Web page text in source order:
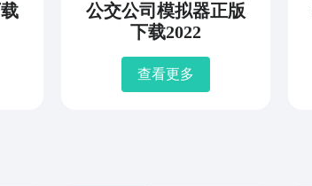
公交公司模拟器正版
下载2022
查看更多